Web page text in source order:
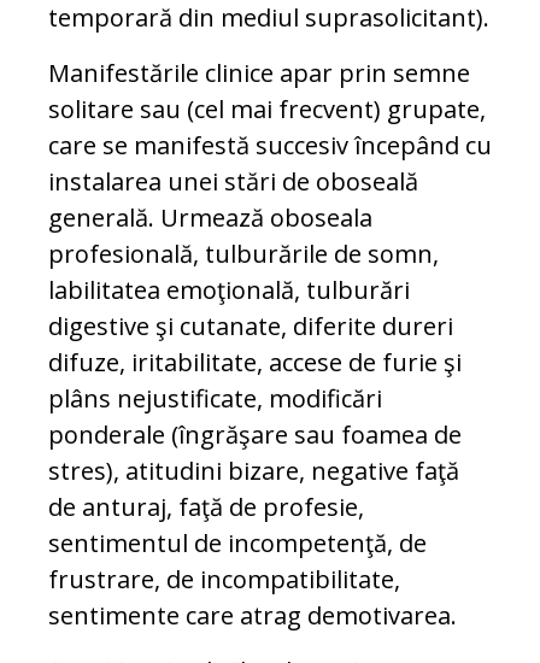
temporară din mediul suprasolicitant).
Manifestările clinice apar prin semne
solitare sau (cel mai frecvent) grupate,
care se manifestă succesiv începând cu
instalarea unei stări de oboseală
generală. Urmează oboseala
profesională, tulburările de somn,
labilitatea emoţională, tulburări
digestive şi cutanate, diferite dureri
difuze, iritabilitate, accese de furie şi
plâns nejustificate, modificări
ponderale (îngrăşare sau foamea de
stres), atitudini bizare, negative faţă
de anturaj, faţă de profesie,
sentimentul de incompetenţă, de
frustrare, de incompatibilitate,
sentimente care atrag demotivarea.